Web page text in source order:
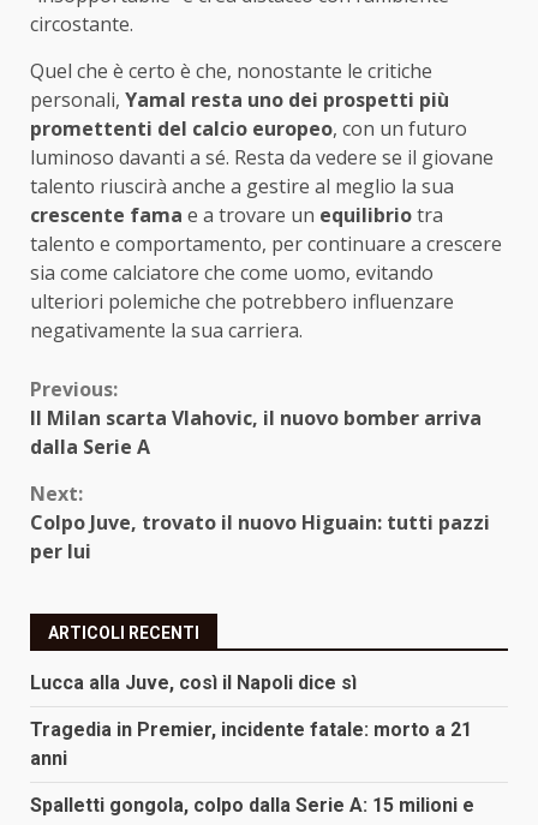
circostante.
Quel che è certo è che, nonostante le critiche
personali, Yamal resta uno dei prospetti più
promettenti del calcio europeo, con un futuro
luminoso davanti a sé. Resta da vedere se il giovane
talento riuscirà anche a gestire al meglio la sua
crescente fama e a trovare un equilibriotra
talento e comportamento, per continuare a crescere
sia come calciatore che come uomo, evitando
ulteriori polemiche che potrebbero influenzare
negativamente la sua carriera.
Continue
Reading
Previous:
Il Milan scarta Vlahovic, il nuovo bomber arriva
dalla Serie A
Next:
Colpo Juve, trovato il nuovo Higuain: tutti pazzi
per lui
ARTICOLI RECENTI
Lucca alla Juve, così il Napoli dice sì
Tragedia in Premier, incidente fatale: morto a 21
anni
Spalletti gongola, colpo dalla Serie A: 15 milioni e